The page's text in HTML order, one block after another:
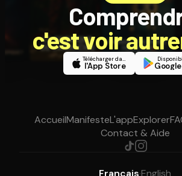
c'est voir
Télécharger dans
l'App Store
AccueilManifesteL'appExplorer
Contact & Aide
Français·English